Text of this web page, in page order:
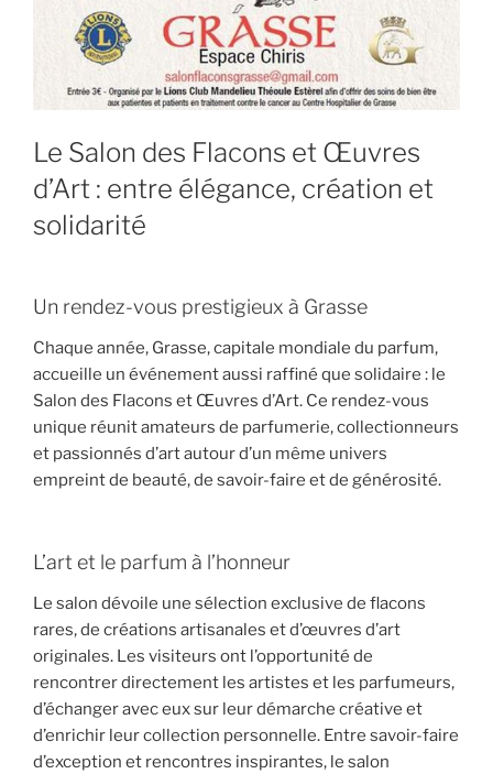
Le Salon des Flacons et Œuvres
d’Art : entre élégance, création et
solidarité
Un rendez-vous prestigieux à Grasse
Chaque année, Grasse, capitale mondiale du parfum,
accueille un événement aussi raffiné que solidaire : le
Salon des Flacons et Œuvres d’Art. Ce rendez-vous
unique réunit amateurs de parfumerie, collectionneurs
et passionnés d’art autour d’un même univers
empreint de beauté, de savoir-faire et de générosité.
L’art et le parfum à l’honneur
Le salon dévoile une sélection exclusive de flacons
rares, de créations artisanales et d’œuvres d’art
originales. Les visiteurs ont l’opportunité de
rencontrer directement les artistes et les parfumeurs,
d’échanger avec eux sur leur démarche créative et
d’enrichir leur collection personnelle. Entre savoir-faire
d’exception et rencontres inspirantes, le salon